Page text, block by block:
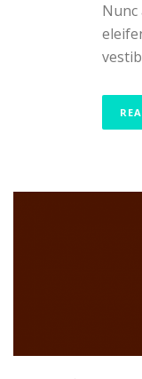
Nunc